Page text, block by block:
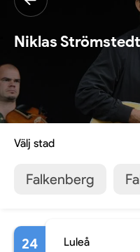
Niklas Strömstedt
Välj stad
Falkenberg
24 Luleå